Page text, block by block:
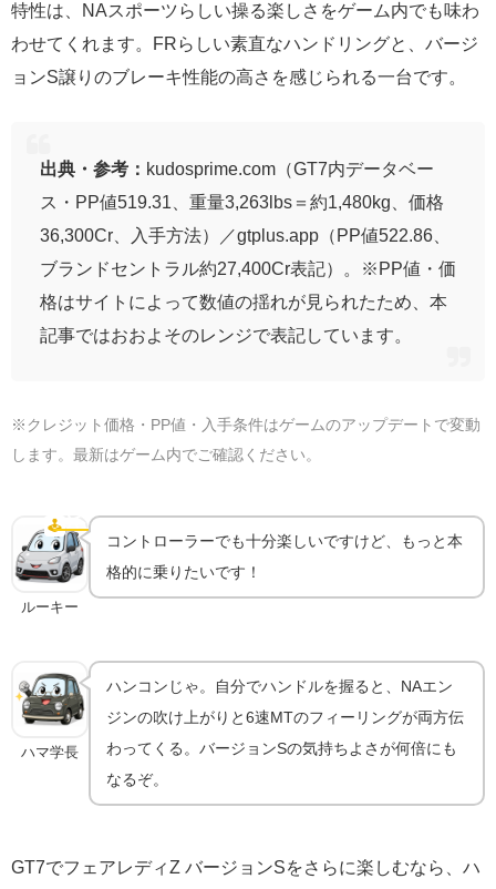
特性は、NAスポーツらしい操る楽しさをゲーム内でも味わ
わせてくれます。FRらしい素直なハンドリングと、バージ
ョンS譲りのブレーキ性能の高さを感じられる一台です。
出典・参考： kudosprime.com（GT7内データベー
ス・PP値519.31、重量3,263lbs＝約1,480kg、価格
36,300Cr、入手方法）／gtplus.app（PP値522.86、
ブランドセントラル約27,400Cr表記）。※PP値・価
格はサイトによって数値の揺れが見られたため、本
記事ではおおよそのレンジで表記しています。
※クレジット価格・PP値・入手条件はゲームのアップデートで変動
します。最新はゲーム内でご確認ください。
🕹️ ハンコン
ハンコンで乗るともっと気持ちいい｜機材ガイド
ルーキー
コントローラーでも十分楽しいですけど、もっと本
格的に乗りたいです！
ハマ学長
ハンコンじゃ。自分でハンドルを握ると、NAエン
ジンの吹け上がりと6速MTのフィーリングが両方伝
わってくる。バージョンSの気持ちよさが何倍にも
なるぞ。
GT7でフェアレディZ バージョンSをさらに楽しむなら、ハ